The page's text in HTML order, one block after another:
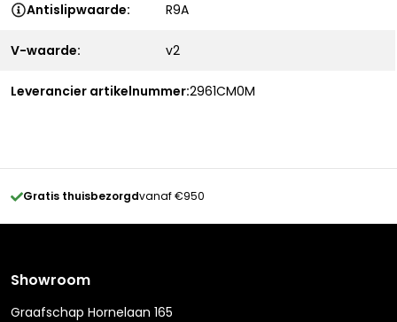
Antislipwaarde: R9A
V-waarde: v2
Leverancier artikelnummer:2961CM0M
Gratis thuisbezorgdvanaf €950
Showroom
Graafschap Hornelaan 165